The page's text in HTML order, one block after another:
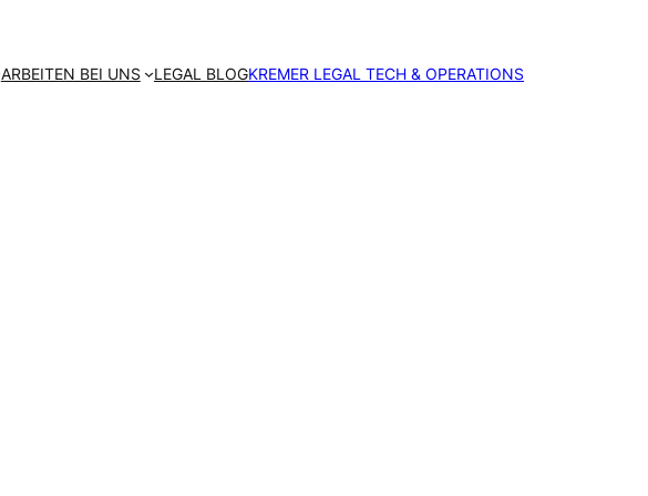
ARBEITEN BEI UNS LEGAL BLOGKREMER LEGAL TECH & OPERATIONS